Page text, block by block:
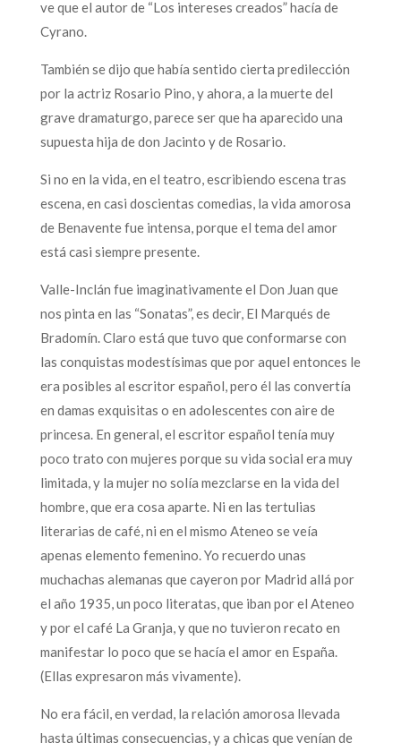
ve que el autor de “Los intereses creados” hacía de
Cyrano.
También se dijo que había sentido cierta predilección
por la actriz Rosario Pino, y ahora, a la muerte del
grave dramaturgo, parece ser que ha aparecido una
supuesta hija de don Jacinto y de Rosario.
Si no en la vida, en el teatro, escribiendo escena tras
escena, en casi doscientas comedias, la vida amorosa
de Benavente fue intensa, porque el tema del amor
está casi siempre presente.
Valle-Inclán fue imaginativamente el Don Juan que
nos pinta en las “Sonatas”, es decir, El Marqués de
Bradomín. Claro está que tuvo que conformarse con
las conquistas modestísimas que por aquel entonces le
era posibles al escritor español, pero él las convertía
en damas exquisitas o en adolescentes con aire de
princesa. En general, el escritor español tenía muy
poco trato con mujeres porque su vida social era muy
limitada, y la mujer no solía mezclarse en la vida del
hombre, que era cosa aparte. Ni en las tertulias
literarias de café, ni en el mismo Ateneo se veía
apenas elemento femenino. Yo recuerdo unas
muchachas alemanas que cayeron por Madrid allá por
el año 1935, un poco literatas, que iban por el Ateneo
y por el café La Granja, y que no tuvieron recato en
manifestar lo poco que se hacía el amor en España.
(Ellas expresaron más vivamente).
No era fácil, en verdad, la relación amorosa llevada
hasta últimas consecuencias, y a chicas que venían de